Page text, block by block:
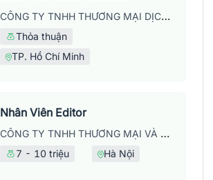
CÔNG TY TNHH THƯƠNG MẠI DỊCH VỤ WEB IDEAS
Thỏa thuận
TP. Hồ Chí Minh
Nhân Viên Editor
CÔNG TY TNHH THƯƠNG MẠI VÀ DỊCH VỤ UPMEDIA
7 - 10 triệu Hà Nội